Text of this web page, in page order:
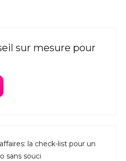
sur mesure pour
la check-list pour un
sans souci